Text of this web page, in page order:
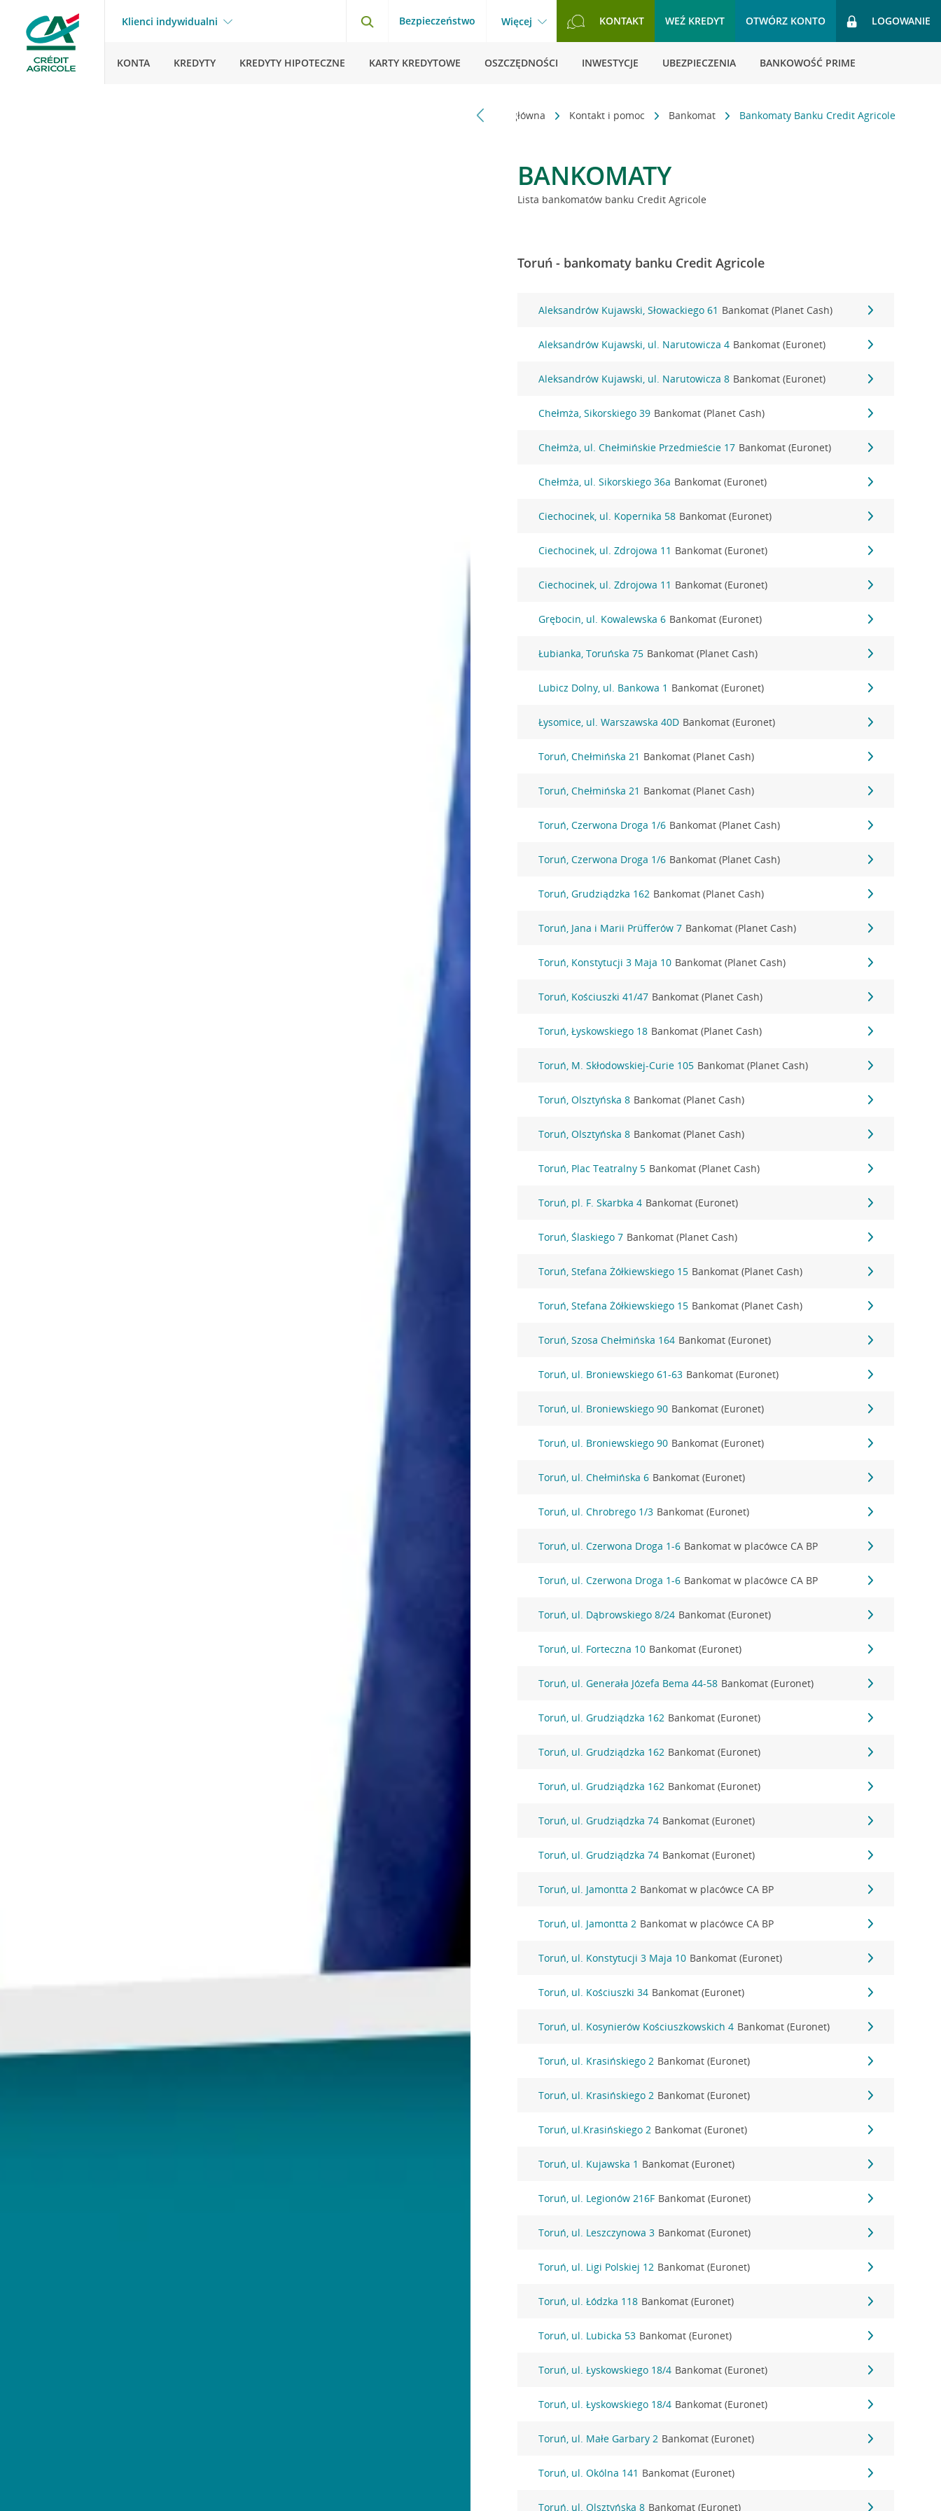
Klienci indywidualni Bezpieczeństwo Więcej KONTAKT WEŹ KREDYT OTWÓRZ KONTO LOGOWANIE
KONTA KREDYTY KREDYTY HIPOTECZNE KARTY KREDYTOWE OSZCZĘDNOŚCI INWESTYCJE UBEZPIECZENIA BANKOWOŚĆ PRIME
Strona główna Kontakt i pomoc Bankomat Bankomaty Banku Credit Agricole
BANKOMATY
Lista bankomatów banku Credit Agricole
Toruń - bankomaty banku Credit Agricole
Aleksandrów Kujawski, Słowackiego 61 Bankomat (Planet Cash)
Aleksandrów Kujawski, ul. Narutowicza 4 Bankomat (Euronet)
Aleksandrów Kujawski, ul. Narutowicza 8 Bankomat (Euronet)
Chełmża, Sikorskiego 39 Bankomat (Planet Cash)
Chełmża, ul. Chełmińskie Przedmieście 17 Bankomat (Euronet)
Chełmża, ul. Sikorskiego 36a Bankomat (Euronet)
Ciechocinek, ul. Kopernika 58 Bankomat (Euronet)
Ciechocinek, ul. Zdrojowa 11 Bankomat (Euronet)
Ciechocinek, ul. Zdrojowa 11 Bankomat (Euronet)
Grębocin, ul. Kowalewska 6 Bankomat (Euronet)
Łubianka, Toruńska 75 Bankomat (Planet Cash)
Lubicz Dolny, ul. Bankowa 1 Bankomat (Euronet)
Łysomice, ul. Warszawska 40D Bankomat (Euronet)
Toruń, Chełmińska 21 Bankomat (Planet Cash)
Toruń, Chełmińska 21 Bankomat (Planet Cash)
Toruń, Czerwona Droga 1/6 Bankomat (Planet Cash)
Toruń, Czerwona Droga 1/6 Bankomat (Planet Cash)
Toruń, Grudziądzka 162 Bankomat (Planet Cash)
Toruń, Jana i Marii Prüfferów 7 Bankomat (Planet Cash)
Toruń, Konstytucji 3 Maja 10 Bankomat (Planet Cash)
Toruń, Kościuszki 41/47 Bankomat (Planet Cash)
Toruń, Łyskowskiego 18 Bankomat (Planet Cash)
Toruń, M. Skłodowskiej-Curie 105 Bankomat (Planet Cash)
Toruń, Olsztyńska 8 Bankomat (Planet Cash)
Toruń, Olsztyńska 8 Bankomat (Planet Cash)
Toruń, Plac Teatralny 5 Bankomat (Planet Cash)
Toruń, pl. F. Skarbka 4 Bankomat (Euronet)
Toruń, Ślaskiego 7 Bankomat (Planet Cash)
Toruń, Stefana Żółkiewskiego 15 Bankomat (Planet Cash)
Toruń, Stefana Żółkiewskiego 15 Bankomat (Planet Cash)
Toruń, Szosa Chełmińska 164 Bankomat (Euronet)
Toruń, ul. Broniewskiego 61-63 Bankomat (Euronet)
Toruń, ul. Broniewskiego 90 Bankomat (Euronet)
Toruń, ul. Broniewskiego 90 Bankomat (Euronet)
Toruń, ul. Chełmińska 6 Bankomat (Euronet)
Toruń, ul. Chrobrego 1/3 Bankomat (Euronet)
Toruń, ul. Czerwona Droga 1-6 Bankomat w placówce CA BP
Toruń, ul. Czerwona Droga 1-6 Bankomat w placówce CA BP
Toruń, ul. Dąbrowskiego 8/24 Bankomat (Euronet)
Toruń, ul. Forteczna 10 Bankomat (Euronet)
Toruń, ul. Generała Józefa Bema 44-58 Bankomat (Euronet)
Toruń, ul. Grudziądzka 162 Bankomat (Euronet)
Toruń, ul. Grudziądzka 162 Bankomat (Euronet)
Toruń, ul. Grudziądzka 162 Bankomat (Euronet)
Toruń, ul. Grudziądzka 74 Bankomat (Euronet)
Toruń, ul. Grudziądzka 74 Bankomat (Euronet)
Toruń, ul. Jamontta 2 Bankomat w placówce CA BP
Toruń, ul. Jamontta 2 Bankomat w placówce CA BP
Toruń, ul. Konstytucji 3 Maja 10 Bankomat (Euronet)
Toruń, ul. Kościuszki 34 Bankomat (Euronet)
Toruń, ul. Kosynierów Kościuszkowskich 4 Bankomat (Euronet)
Toruń, ul. Krasińskiego 2 Bankomat (Euronet)
Toruń, ul. Krasińskiego 2 Bankomat (Euronet)
Toruń, ul.Krasińskiego 2 Bankomat (Euronet)
Toruń, ul. Kujawska 1 Bankomat (Euronet)
Toruń, ul. Legionów 216F Bankomat (Euronet)
Toruń, ul. Leszczynowa 3 Bankomat (Euronet)
Toruń, ul. Ligi Polskiej 12 Bankomat (Euronet)
Toruń, ul. Łódzka 118 Bankomat (Euronet)
Toruń, ul. Lubicka 53 Bankomat (Euronet)
Toruń, ul. Łyskowskiego 18/4 Bankomat (Euronet)
Toruń, ul. Łyskowskiego 18/4 Bankomat (Euronet)
Toruń, ul. Małe Garbary 2 Bankomat (Euronet)
Toruń, ul. Okólna 141 Bankomat (Euronet)
Toruń, ul. Olsztyńska 8 Bankomat (Euronet)